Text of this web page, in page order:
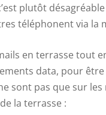
plutôt
téléphonent via la
en terrasse tout
data, pour
sont pas que sur
la terrasse :